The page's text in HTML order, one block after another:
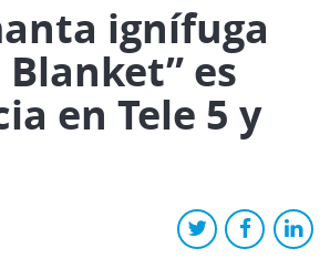
ignífuga
Blanket” es
en Tele 5 y